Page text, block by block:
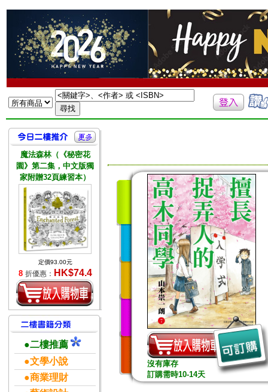
魔法森林（《秘密花
園》第二集，中文版獨
家附贈32頁練習本）
定價93.00元
8 折優惠： HK$74.4
●二樓推薦
●文學小說
●商業理財
沒有庫存
訂購需時10-14天